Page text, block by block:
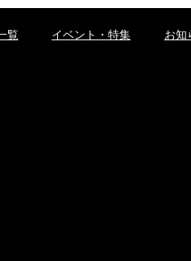
覧 イベント・特集 お知